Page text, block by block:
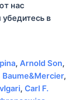
нас
в
, Arnold Son,
Baume&Mercier,
, Carl F.